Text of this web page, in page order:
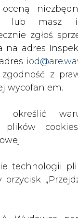
lub masz
zgłoś
na adres
z
wycofaniem.
określić
plików
technologii
CIRE zgadza się na
LLM.